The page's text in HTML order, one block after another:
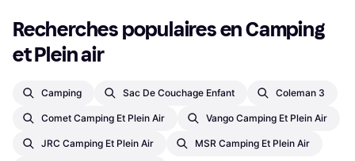
Recherches populaires en Camping
et Plein air
Camping Sac De Couchage Enfant Coleman 3
Comet Camping Et Plein Air Vango Camping Et Plein Air
JRC Camping Et Plein Air MSR Camping Et Plein Air